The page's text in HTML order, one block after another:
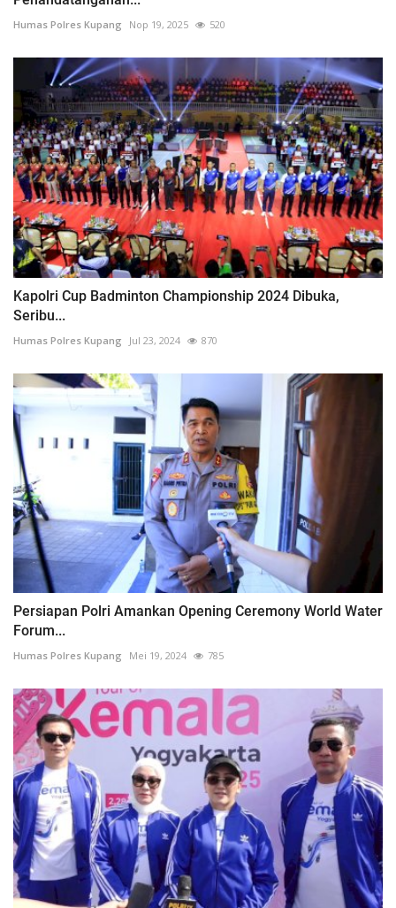
Humas Polres Kupang Nop 19, 2025 520
Kapolri Cup Badminton Championship 2024 Dibuka,
Seribu...
Humas Polres Kupang Jul 23, 2024 870
Persiapan Polri Amankan Opening Ceremony World Water
Forum...
Humas Polres Kupang Mei 19, 2024 785